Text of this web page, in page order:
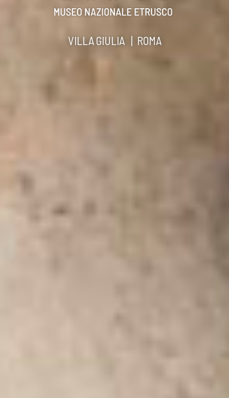
VILLA GIULIA | ROMA